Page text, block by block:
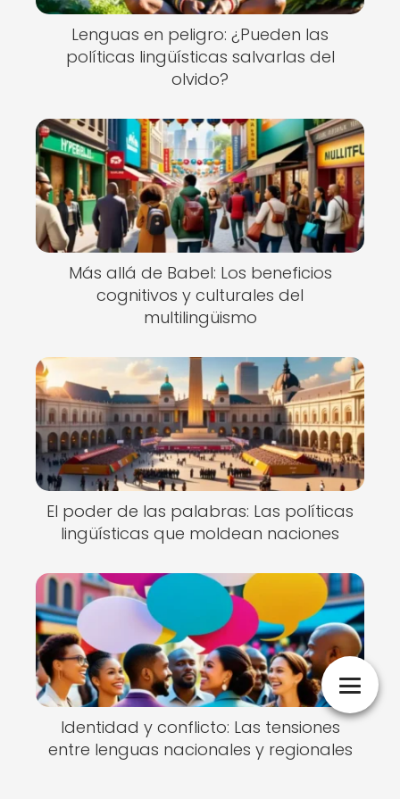
Lenguas en peligro: ¿Pueden las
políticas lingüísticas salvarlas del
olvido?
Más allá de Babel: Los beneficios
cognitivos y culturales del
multilingüismo
El poder de las palabras: Las políticas
lingüísticas que moldean naciones
Identidad y conflicto: Las tensiones
entre lenguas nacionales y regionales